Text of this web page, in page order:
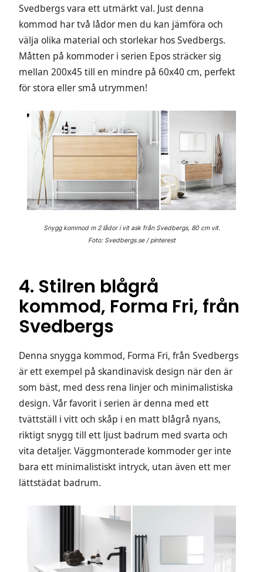
Svedbergs vara ett utmärkt val. Just denna
kommod har två lådor men du kan jämföra och
välja olika material och storlekar hos Svedbergs.
Måtten på kommoder i serien Epos sträcker sig
mellan 200x45 till en mindre på 60x40 cm, perfekt
för stora eller små utrymmen!
Snygg kommod m 2 lådor i vit ask från Svedbergs, 80 cm vit.
Foto: Svedbergs.se / pinterest
4. Stilren blågrå
kommod, Forma Fri, från
Svedbergs
Denna snygga kommod, Forma Fri, från Svedbergs
är ett exempel på skandinavisk design när den är
som bäst, med dess rena linjer och minimalistiska
design. Vår favorit i serien är denna med ett
tvättställ i vitt och skåp i en matt blågrå nyans,
riktigt snygg till ett ljust badrum med svarta och
vita detaljer. Väggmonterade kommoder ger inte
bara ett minimalistiskt intryck, utan även ett mer
lättstädat badrum.